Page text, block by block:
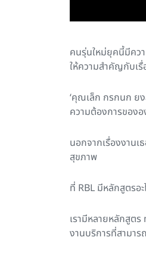
คนรุ่นใหม่ยุคนี้มีคว
ให้ความสำคัญกับเ
‘คุณเล็ก กรกนก ย
ความต้องการของ
นอกจากเรื่องงาน
สุขภาพ
ที่ RBL มีหลักสูตรอะ
เรามีหลายหลักสูต
งานบริการที่สามาร